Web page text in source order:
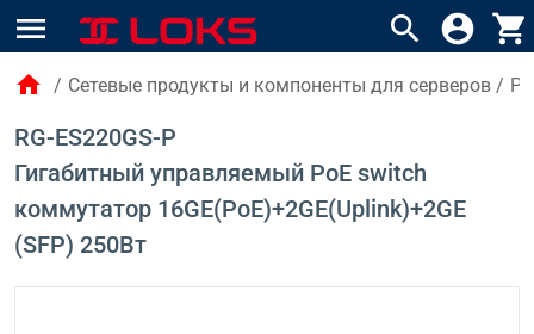
menu search account_circle shopping_cart
home / Сетевые продукты и компоненты для серверов /
RG-ES220GS-P
Гигабитный управляемый PoE switch
коммутатор 16GE(PoE)+2GE(Uplink)+2GE
(SFP) 250Вт